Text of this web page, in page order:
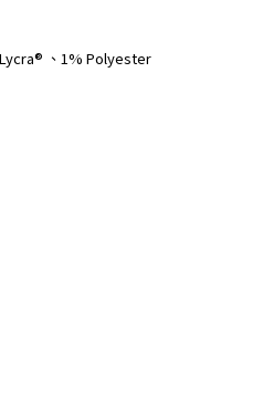
、1% Polyester